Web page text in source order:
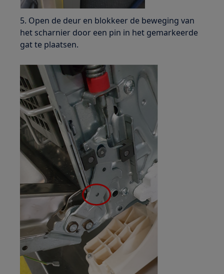
5. Open de deur en blokkeer de beweging van
het scharnier door een pin in het gemarkeerde
gat te plaatsen.